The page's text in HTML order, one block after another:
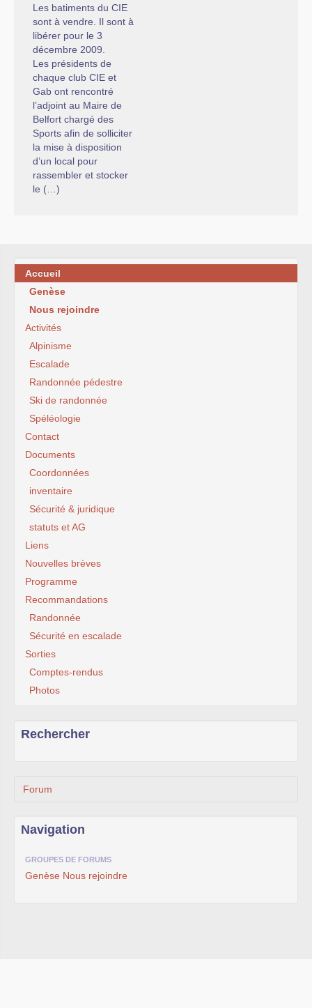
Les batiments du CIE
sont à vendre. Il sont à
libérer pour le 3
décembre 2009.
Les présidents de
chaque club CIE et
Gab ont rencontré
l’adjoint au Maire de
Belfort chargé des
Sports afin de solliciter
la mise à disposition
d’un local pour
rassembler et stocker
le (…)
Accueil
Genèse
Nous rejoindre
Activités
Alpinisme
Escalade
Randonnée pédestre
Ski de randonnée
Spéléologie
Contact
Documents
Coordonnées
inventaire
Sécurité & juridique
statuts et AG
Liens
Nouvelles brèves
Programme
Recommandations
Randonnée
Sécurité en escalade
Sorties
Comptes-rendus
Photos
Rechercher
Forum
Navigation
GROUPES DE FORUMS
Genèse Nous rejoindre